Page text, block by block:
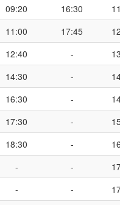
09:20 16:30
11:00 17:45
12:40 -
14:30 -
16:30 -
17:30 -
18:30 -
- -
- -